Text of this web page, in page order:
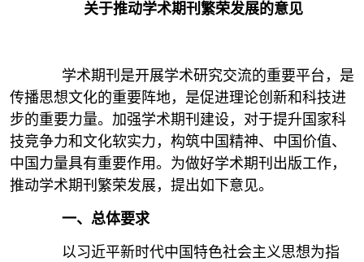
关于推动学术期刊繁荣发展的意见
学术期刊是开展学术研究交流的重要平台，是
传播思想文化的重要阵地，是促进理论创新和科技进
步的重要力量。加强学术期刊建设，对于提升国家科
技竞争力和文化软实力，构筑中国精神、中国价值、
中国力量具有重要作用。为做好学术期刊出版工作，
推动学术期刊繁荣发展，提出如下意见。
一、总体要求
以习近平新时代中国特色社会主义思想为指